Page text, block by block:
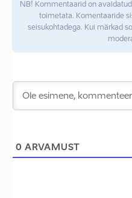
NB! Kommentaarid on
toimetata. Komentaaride
seisukohtadega. Kui märkad
0 ARVAMUST